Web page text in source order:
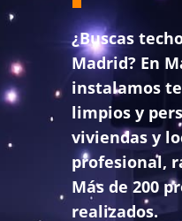
¿Buscas
Madrid? En
instalamos
limpios y
viviendas y
profesional,
Más de 200
realizados.